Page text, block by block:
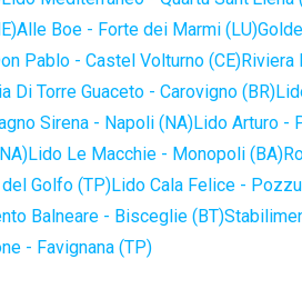
Alle Boe - Forte dei Marmi (LU)
Pablo - Castel Volturno (CE)Riviera
Di Torre Guaceto - Carovigno (BR)
Sirena - Napoli (NA)Lido Arturo -
Lido Le Macchie - Monopoli (BA)
Golfo (TP)Lido Cala Felice -
Balneare - Bisceglie (BT)
- Favignana (TP)